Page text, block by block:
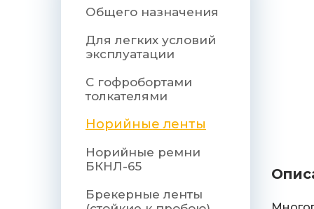
Общего назначения
Для легких условий
эксплуатации
С гофробортами
толкателями
Норийные ленты
Норийные ремни
БКНЛ-65
Брекерные ленты